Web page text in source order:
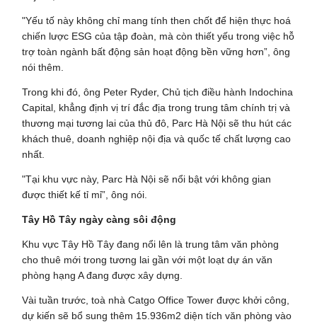
"Yếu tố này không chỉ mang tính then chốt để hiện thực hoá
chiến lược ESG của tập đoàn, mà còn thiết yếu trong việc hỗ
trợ toàn ngành bất động sản hoạt động bền vững hơn”, ông
nói thêm.
Trong khi đó, ông Peter Ryder, Chủ tịch điều hành Indochina
Capital, khẳng định vị trí đắc địa trong trung tâm chính trị và
thương mại tương lai của thủ đô, Parc Hà Nội sẽ thu hút các
khách thuê, doanh nghiệp nội địa và quốc tế chất lượng cao
nhất.
"Tại khu vực này, Parc Hà Nội sẽ nổi bật với không gian
được thiết kế tỉ mỉ”, ông nói.
Tây Hồ Tây ngày càng sôi động
Khu vực Tây Hồ Tây đang nổi lên là trung tâm văn phòng
cho thuê mới trong tương lai gần với một loạt dự án văn
phòng hạng A đang được xây dựng.
Vài tuần trước, toà nhà Catgo Office Tower được khởi công,
dự kiến sẽ bổ sung thêm 15.936m2 diện tích văn phòng vào